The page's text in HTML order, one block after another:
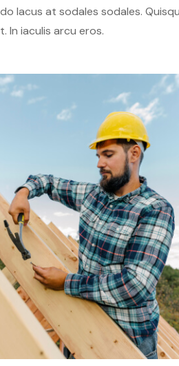
lacus at sodales sodales.
In iaculis arcu eros.